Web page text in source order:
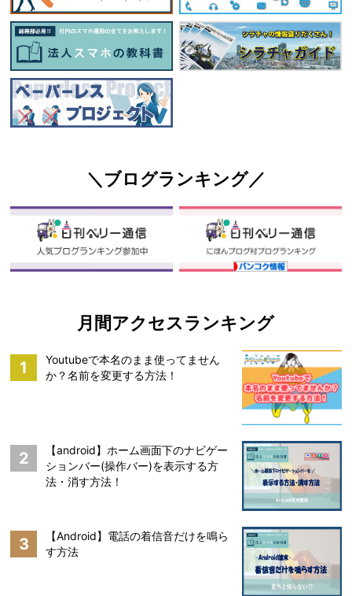
＼ブログランキング／
月間アクセスランキング
1
Youtubeで本名のまま使ってません
か？名前を変更する方法！
2
【android】ホーム画面下のナビゲー
ションバー(操作バー)を表示する方
法・消す方法！
3
【Android】電話の着信音だけを鳴ら
す方法